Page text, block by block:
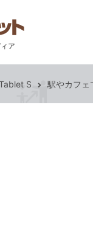
ア
S 駅やカフェ